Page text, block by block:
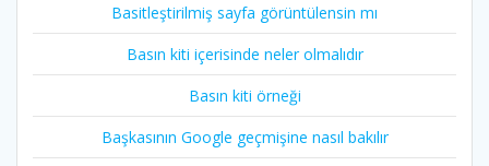
Basitleştirilmiş sayfa görüntülensin mı
Basın kiti içerisinde neler olmalıdır
Basın kiti örneği
Başkasının Google geçmişine nasıl bakılır